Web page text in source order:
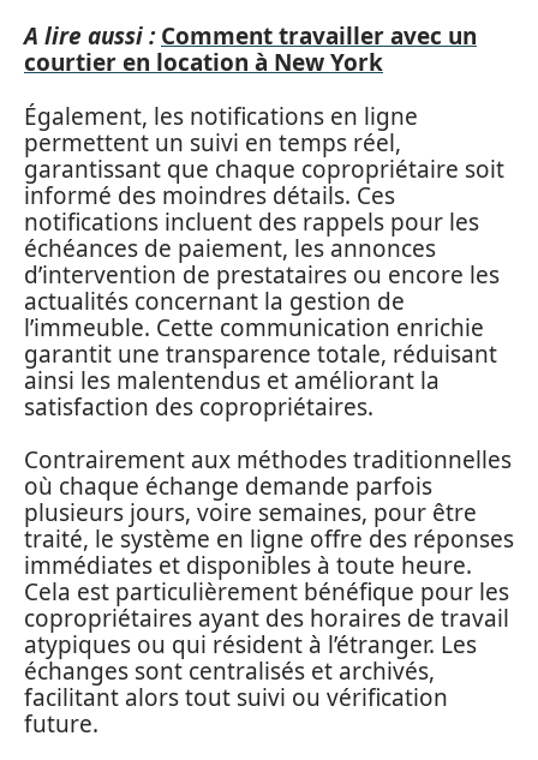
A lire aussi : Comment travailler avec un
courtier en location à New York
Également, les notifications en ligne
permettent un suivi en temps réel,
garantissant que chaque copropriétaire soit
informé des moindres détails. Ces
notifications incluent des rappels pour les
échéances de paiement, les annonces
d’intervention de prestataires ou encore les
actualités concernant la gestion de
l’immeuble. Cette communication enrichie
garantit une transparence totale, réduisant
ainsi les malentendus et améliorant la
satisfaction des copropriétaires.
Contrairement aux méthodes traditionnelles
où chaque échange demande parfois
plusieurs jours, voire semaines, pour être
traité, le système en ligne offre des réponses
immédiates et disponibles à toute heure.
Cela est particulièrement bénéfique pour les
copropriétaires ayant des horaires de travail
atypiques ou qui résident à l’étranger. Les
échanges sont centralisés et archivés,
facilitant alors tout suivi ou vérification
future.